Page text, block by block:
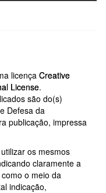
licençaCreative
License.
são do(s)
Defesa da
publicação, impressa
os mesmos
claramente a
o meio da
indicação,